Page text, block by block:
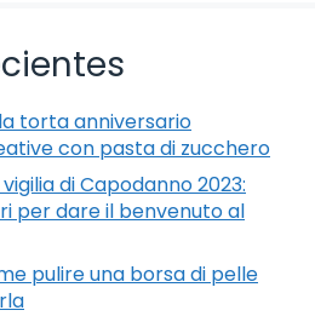
torta anniversario
con pasta di zucchero
di Capodanno 2023:
per dare il benvenuto al
pulire una borsa di pelle